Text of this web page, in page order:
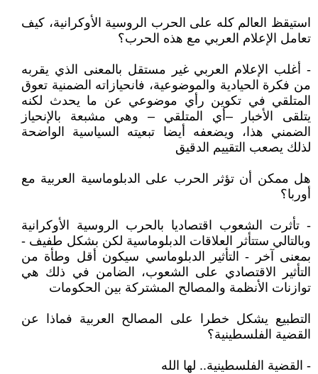
استيقظ العالم كله على الحرب الروسية الأوكرانية، كيف
تعامل الإعلام العربي مع هذه الحرب؟
- أغلب الإعلام العربي غير مستقل بالمعنى الذي يقربه
من فكرة الحيادية والموضوعية، فانحيازاته الضمنية تعوق
المتلقي في تكوين رأي موضوعي عن ما يحدث لكنه
يتلقى الأخبار –أي المتلقي – وهي مشبعة بالإنحياز
الضمني هذا، ويضعفه أيضا تبعيته السياسية الواضحة
لذلك يصعب التقييم الدقيق
هل ممكن أن تؤثر الحرب على الدبلوماسية العربية مع
أوربا؟
- تأثرت الشعوب اقتصاديا بالحرب الروسية الأوكرانية
وبالتالي ستتأثر العلاقات الدبلوماسية لكن بشكل طفيف -
بمعنى آخر - التأثير الدبلوماسي سيكون أقل وطأة من
التأثير الاقتصادي على الشعوب، الضامن في ذلك هي
توازنات الأنظمة والمصالح المشتركة بين الحكومات
التطبيع يشكل خطرا على المصالح العربية فماذا عن
القضية الفلسطينية؟
- القضية الفلسطينية.. لها الله